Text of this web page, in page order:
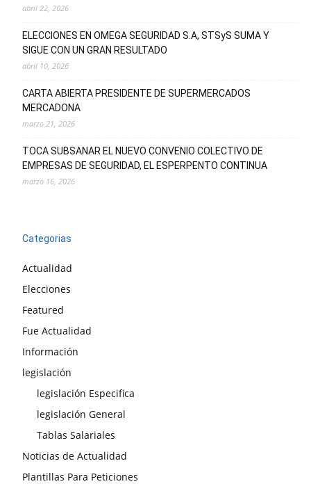
abril 22, 2026
ELECCIONES EN OMEGA SEGURIDAD S.A, STSyS SUMA Y
SIGUE CON UN GRAN RESULTADO
abril 10, 2026
CARTA ABIERTA PRESIDENTE DE SUPERMERCADOS
MERCADONA
marzo 21, 2026
TOCA SUBSANAR EL NUEVO CONVENIO COLECTIVO DE
EMPRESAS DE SEGURIDAD, EL ESPERPENTO CONTINUA
marzo 16, 2026
Categorias
Actualidad
Elecciones
Featured
Fue Actualidad
Información
legislación
legislación Especifica
legislación General
Tablas Salariales
Noticias de Actualidad
Plantillas Para Peticiones